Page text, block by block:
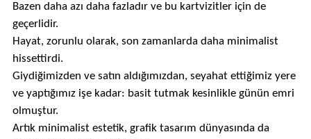
Bazen daha azı daha fazladır ve bu kartvizitler için de
geçerlidir.
Hayat, zorunlu olarak, son zamanlarda daha minimalist
hissettirdi.
Giydiğimizden ve satın aldığımızdan, seyahat ettiğimiz yere
ve yaptığımız işe kadar: basit tutmak kesinlikle günün emri
olmuştur.
Artık minimalist estetik, grafik tasarım dünyasında da